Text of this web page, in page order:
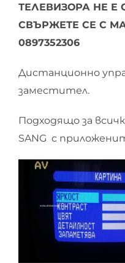
ТЕЛЕВИЗОРА НЕ Е
СВЪРЖЕТЕ СЕ С
0897352306
Дистанционно
заместител.
Подходящо за
SANG с